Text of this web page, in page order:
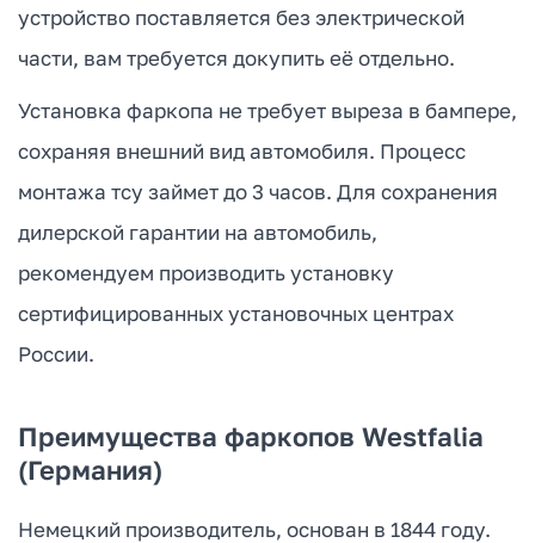
устройство поставляется без электрической
части, вам требуется докупить её отдельно.
Установка фаркопа не требует выреза в бампере,
сохраняя внешний вид автомобиля. Процесс
монтажа тсу займет до 3 часов. Для сохранения
дилерской гарантии на автомобиль,
рекомендуем производить установку
сертифицированных установочных центрах
России.
Преимущества фаркопов Westfalia
(Германия)
Немецкий производитель, основан в 1844 году.